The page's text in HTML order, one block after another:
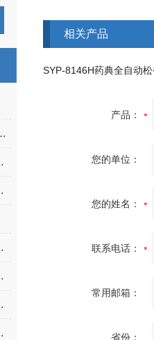
测定仪的试验方法
及参数
意事项
意事项
和固体
详细技术资料
注意事项
相关产品
产品：
您的单位：
您的姓名：
联系电话：
常用邮箱：
省份：